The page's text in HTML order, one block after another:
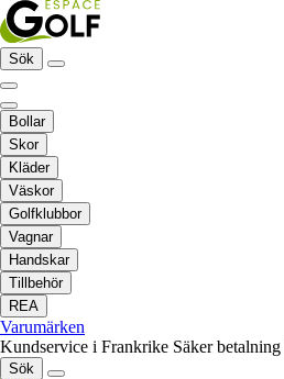
Sök
Bollar
Skor
Kläder
Väskor
Golfklubbor
Vagnar
Handskar
Tillbehör
REA
Varumärken
Kundservice i Frankrike Säker betalning
Sök